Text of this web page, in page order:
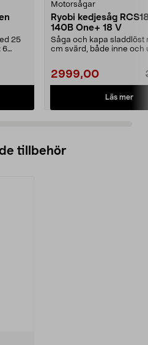
25
6
Motorsågar
Ryobi kedjesåg
140B One+ 18 V
Såga och kapa sladdlöst
cm svärd, både inne och
2999,00
Läs mer
tillbehör